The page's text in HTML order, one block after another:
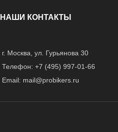
НАШИ КОНТАКТЫ
г. Москва, ул. Гурьянова 30
Телефон: +7 (495) 997-01-66
Email: mail@probikers.ru